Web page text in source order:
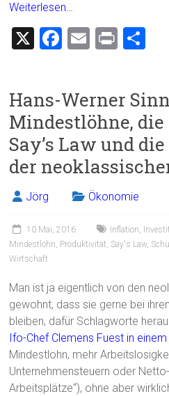
Weiterlesen…
X
F
b
o
ok
E
l
Pr
n
Hans-Werner
Mindestlöhne, die
Say’s Law und
der
Jörg Ökonomie
10 Mai, 2016 Inflation,
Mindestlohn, Produktivität, Say's Law,
Wirtschaft
Man ist ja eigentlich von den
gewohnt, dass sie gerne bei
bleiben, dafür Schlagworte
Ifo-Chef Clemens Fuest in
Mindestlohn, mehr
Unternehmensteuern oder
Arbeitsplätze“), ohne aber